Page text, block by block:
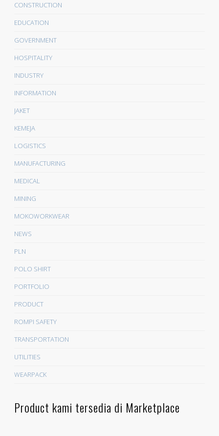
CONSTRUCTION
EDUCATION
GOVERNMENT
HOSPITALITY
INDUSTRY
INFORMATION
JAKET
KEMEJA
LOGISTICS
MANUFACTURING
MEDICAL
MINING
MOKOWORKWEAR
NEWS
PLN
POLO SHIRT
PORTFOLIO
PRODUCT
ROMPI SAFETY
TRANSPORTATION
UTILITIES
WEARPACK
Product kami tersedia di Marketplace